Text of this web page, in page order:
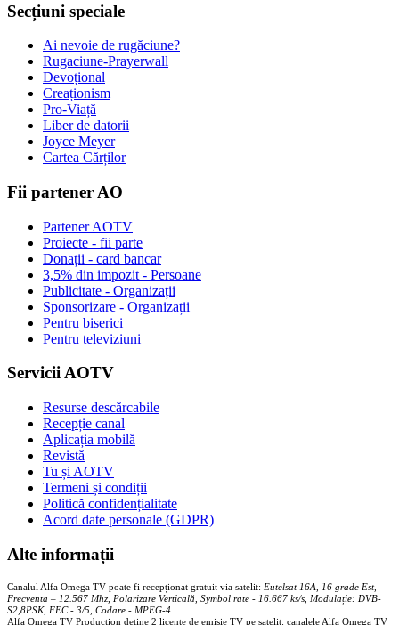
Secțiuni speciale
Ai nevoie de rugăciune?
Rugaciune-Prayerwall
Devoțional
Creaționism
Pro-Viață
Liber de datorii
Joyce Meyer
Cartea Cărților
Fii partener AO
Partener AOTV
Proiecte - fii parte
Donații - card bancar
3,5% din impozit - Persoane
Publicitate - Organizații
Sponsorizare - Organizații
Pentru biserici
Pentru televiziuni
Servicii AOTV
Resurse descărcabile
Recepție canal
Aplicația mobilă
Revistă
Tu și AOTV
Termeni și condiții
Politică confidențialitate
Acord date personale (GDPR)
Alte informații
Canalul Alfa Omega TV poate fi recepționat gratuit via satelit: Eutelsat 16A, 16 grade Est,
Frecventa – 12.567 Mhz, Polarizare Verticală, Symbol rate - 16.667 ks/s, Modulație: DVB-
S2,8PSK, FEC - 3/5, Codare - MPEG-4
Alfa Omega TV Production deține 2 licențe de emisie TV pe satelit: canalele Alfa Omega TV